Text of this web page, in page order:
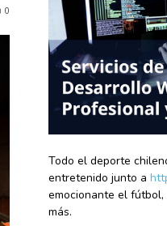
0
Todo el deporte
entretenido junto a
emocionante el
más.